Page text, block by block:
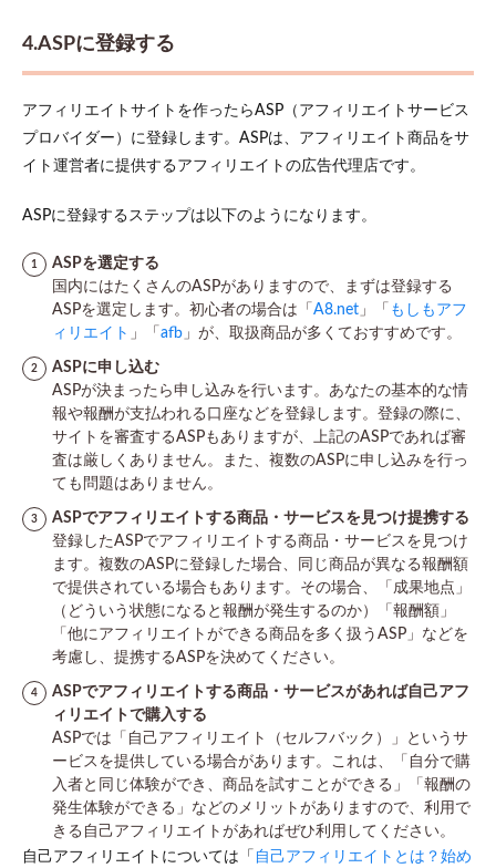
4.ASPに登録する
アフィリエイトサイトを作ったらASP（アフィリエイトサービス
プロバイダー）に登録します。ASPは、アフィリエイト商品をサ
イト運営者に提供するアフィリエイトの広告代理店です。
ASPに登録するステップは以下のようになります。
ASPを選定する
国内にはたくさんのASPがありますので、まずは登録する
ASPを選定します。初心者の場合は「 A8.net 」「 もしもアフ
ィリエイト 」「 afb 」が、取扱商品が多くておすすめです。
ASPに申し込む
ASPが決まったら申し込みを行います。あなたの基本的な情
報や報酬が支払われる口座などを登録します。登録の際に、
サイトを審査するASPもありますが、上記のASPであれば審
査は厳しくありません。また、複数のASPに申し込みを行っ
ても問題はありません。
ASPでアフィリエイトする商品・サービスを見つけ提携する
登録したASPでアフィリエイトする商品・サービスを見つけ
ます。複数のASPに登録した場合、同じ商品が異なる報酬額
で提供されている場合もあります。その場合、「成果地点」
（どういう状態になると報酬が発生するのか）「報酬額」
「他にアフィリエイトができる商品を多く扱うASP」などを
考慮し、提携するASPを決めてください。
ASPでアフィリエイトする商品・サービスがあれば自己アフ
ィリエイトで購入する
ASPでは「自己アフィリエイト（セルフバック）」というサ
ービスを提供している場合があります。これは、「自分で購
入者と同じ体験ができ、商品を試すことができる」「報酬の
発生体験ができる」などのメリットがありますので、利用で
きる自己アフィリエイトがあればぜひ利用してください。
自己アフィリエイトについては「 自己アフィリエイトとは？始め